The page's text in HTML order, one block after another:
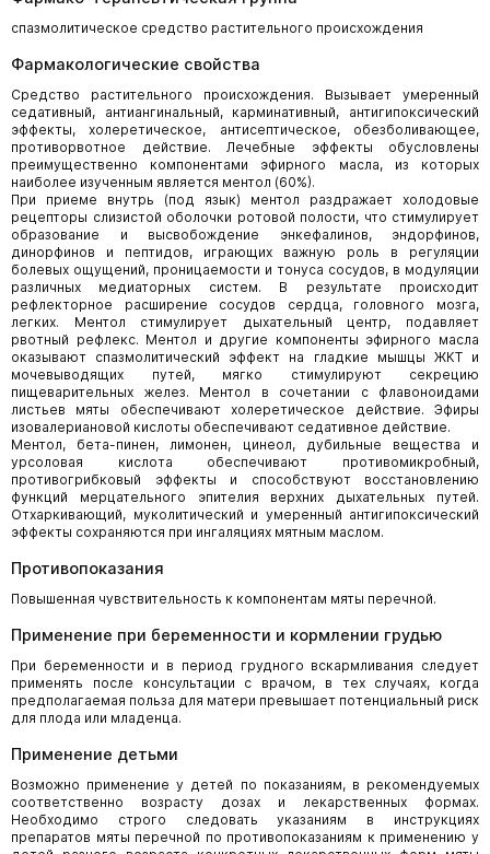
спазмолитическое средство растительного происхождения
Фармакологические свойства
Средство растительного происхождения. Вызывает умеренный
седативный, антиангинальный, карминативный, антигипоксический
эффекты, холеретическое, антисептическое, обезболивающее,
противорвотное действие. Лечебные эффекты обусловлены
преимущественно компонентами эфирного масла, из которых
наиболее изученным является ментол (60%).
При приеме внутрь (под язык) ментол раздражает холодовые
рецепторы слизистой оболочки ротовой полости, что стимулирует
образование и высвобождение энкефалинов, эндорфинов,
динорфинов и пептидов, играющих важную роль в регуляции
болевых ощущений, проницаемости и тонуса сосудов, в модуляции
различных медиаторных систем. В результате происходит
рефлекторное расширение сосудов сердца, головного мозга,
легких. Ментол стимулирует дыхательный центр, подавляет
рвотный рефлекс. Ментол и другие компоненты эфирного масла
оказывают спазмолитический эффект на гладкие мышцы ЖКТ и
мочевыводящих путей, мягко стимулируют секрецию
пищеварительных желез. Ментол в сочетании с флавоноидами
листьев мяты обеспечивают холеретическое действие. Эфиры
изовалериановой кислоты обеспечивают седативное действие.
Ментол, бета-пинен, лимонен, цинеол, дубильные вещества и
урсоловая кислота обеспечивают противомикробный,
противогрибковый эффекты и способствуют восстановлению
функций мерцательного эпителия верхних дыхательных путей.
Отхаркивающий, муколитический и умеренный антигипоксический
эффекты сохраняются при ингаляциях мятным маслом.
Противопоказания
Повышенная чувствительность к компонентам мяты перечной.
Применение при беременности и кормлении грудью
При беременности и в период грудного вскармливания следует
применять после консультации с врачом, в тех случаях, когда
предполагаемая польза для матери превышает потенциальный риск
для плода или младенца.
Применение детьми
Возможно применение у детей по показаниям, в рекомендуемых
соответственно возрасту дозах и лекарственных формах.
Необходимо строго следовать указаниям в инструкциях
препаратов мяты перечной по противопоказаниям к применению у